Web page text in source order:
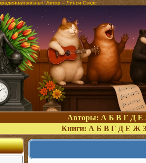
жизнь». Автор – Линси Сэндс
Авторы: А Б В Г Д Е
Книги: А Б В Г Д Е Ж З